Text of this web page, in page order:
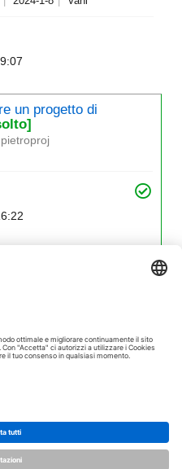
un progetto di
pietroproj
è una società del